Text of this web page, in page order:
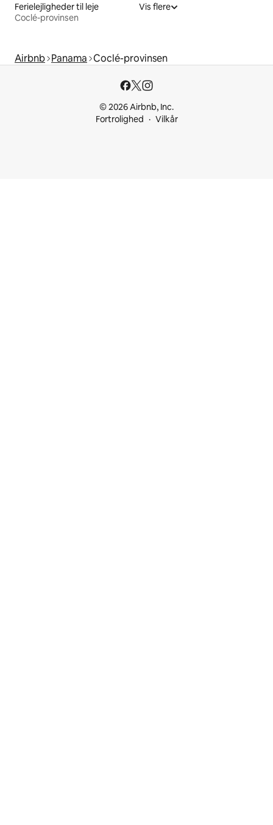
Ferielejligheder til leje
Coclé-provinsen
Vis flere
Airbnb Panama Coclé-provinsen
© 2026 Airbnb, Inc.
Fortrolighed
Vilkår